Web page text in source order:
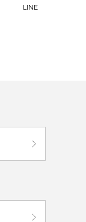
LINE